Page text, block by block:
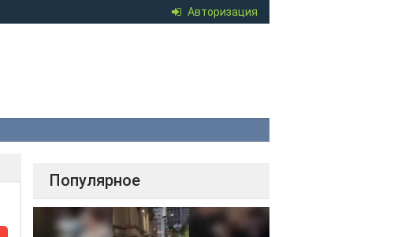
Авторизация
Популярное